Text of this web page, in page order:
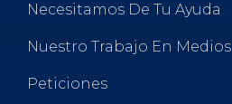
Necesitamos De Tu Ayuda
Nuestro Trabajo En Medios
Peticiones